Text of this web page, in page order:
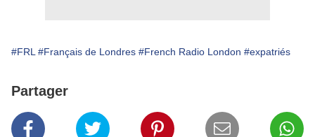
#FRL #Français de Londres #French Radio London #expatriés
Partager